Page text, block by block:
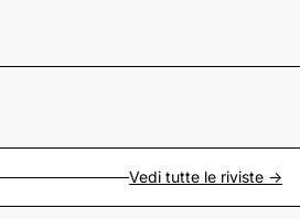
Vedi tutte le riviste ->